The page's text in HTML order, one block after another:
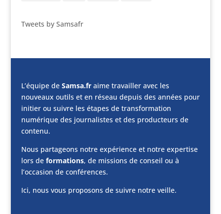
Tweets by Samsafr
L’équipe de Samsa.fraime travailler avec les
nouveaux outils et en réseau depuis des années pour
initier ou suivre les étapes de transformation
numérique des journalistes et des producteurs de
contenu.
Nous partageons notre expérience et notre expertise
lors de formations, de missions de conseil ou à
l’occasion de conférences.
Ici, nous vous proposons de suivre notre veille.